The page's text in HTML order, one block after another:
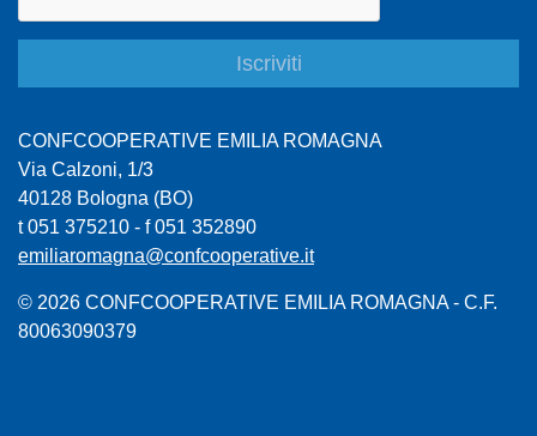
CONFCOOPERATIVE EMILIA ROMAGNA
Via Calzoni, 1/3
40128 Bologna (BO)
t 051 375210 - f 051 352890
emiliaromagna@confcooperative.it
© 2026 CONFCOOPERATIVE EMILIA ROMAGNA - C.F.
80063090379